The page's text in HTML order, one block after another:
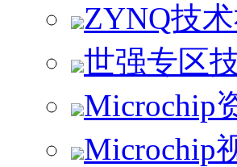
ZYNQ技
世强专区
Microchip
Microchip